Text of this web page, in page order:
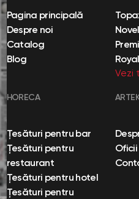
Pagina principală
Despre noi
Catalog
Blog
Royal
Vezi
HORECA
Țesături pentru bar
Țesături pentru
restaurant
Țesături pentru hotel
Țesături pentru
Oficii